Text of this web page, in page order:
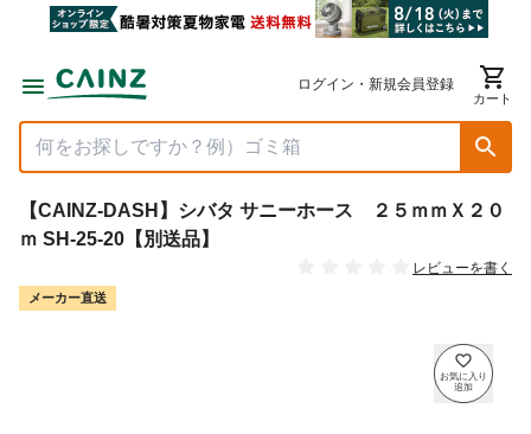
ログイン・新規会員登録
カート
【CAINZ-DASH】シバタ サニーホース ２５ｍｍＸ２０
ｍ SH-25-20【別送品】
レビューを書く
メーカー直送